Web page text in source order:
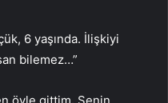
6 yaşında. İlişkiyi
bilemez…”
öyle gittim. Senin